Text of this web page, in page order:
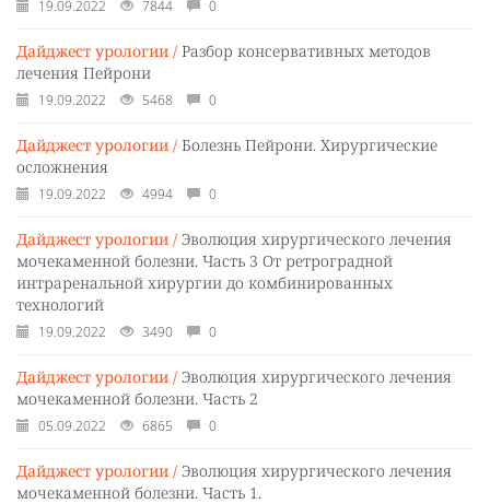
19.09.2022 7844 0
Дайджест урологии / Разбор консервативных методов
лечения Пейрони
19.09.2022 5468 0
Дайджест урологии / Болезнь Пейрони. Хирургические
осложнения
19.09.2022 4994 0
Дайджест урологии / Эволюция хирургического лечения
мочекаменной болезни. Часть 3 От ретроградной
интраренальной хирургии до комбинированных
технологий
19.09.2022 3490 0
Дайджест урологии / Эволюция хирургического лечения
мочекаменной болезни. Часть 2
05.09.2022 6865 0
Дайджест урологии / Эволюция хирургического лечения
мочекаменной болезни. Часть 1.